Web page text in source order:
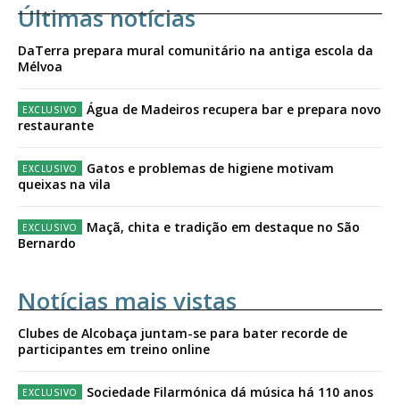
Últimas notícias
DaTerra prepara mural comunitário na antiga escola da
Mélvoa
Água de Madeiros recupera bar e prepara novo
restaurante
Gatos e problemas de higiene motivam
queixas na vila
Maçã, chita e tradição em destaque no São
Bernardo
Notícias mais vistas
Clubes de Alcobaça juntam-se para bater recorde de
participantes em treino online
Sociedade Filarmónica dá música há 110 anos